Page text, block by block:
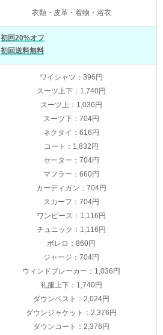
衣類・皮革・着物・浴衣
初回20%オフ
初回送料無料
ワイシャツ：396円
スーツ上下：1,740円
スーツ上：1,036円
スーツ下：704円
ネクタイ：616円
コート：1,832円
セーター：704円
マフラー：660円
カーディガン：704円
スカーフ：704円
ワンピース：1,116円
チュニック：1,116円
ボレロ：860円
ジャージ：704円
ウィンドブレーカー：1,036円
礼服上下：1,740円
ダウンベスト：2,024円
ダウンジャケット：2,376円
ダウンコート：2,376円